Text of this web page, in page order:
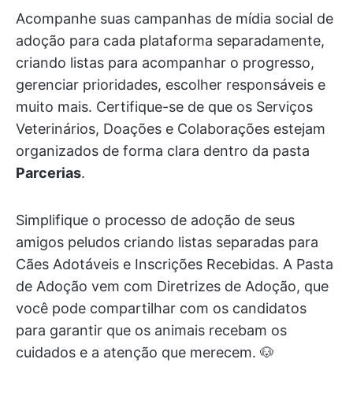
Acompanhe suas campanhas de mídia social de
adoção para cada plataforma separadamente,
criando listas para acompanhar o progresso,
gerenciar prioridades, escolher responsáveis e
muito mais. Certifique-se de que os Serviços
Veterinários, Doações e Colaborações estejam
organizados de forma clara dentro da pasta
Parcerias.
Simplifique o processo de adoção de seus
amigos peludos criando listas separadas para
Cães Adotáveis e Inscrições Recebidas. A Pasta
de Adoção vem com Diretrizes de Adoção, que
você pode compartilhar com os candidatos
para garantir que os animais recebam os
cuidados e a atenção que merecem. 🐶